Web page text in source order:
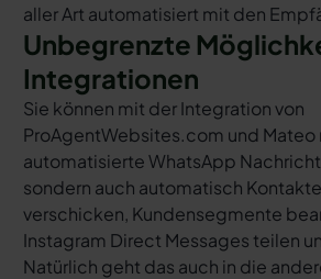
aller Art automatisiert mit den
Unbegrenzte
Integrationen
Sie können mit der Integration von
ProAgentWebsites.com und Mateo
automatisierte WhatsApp
sondern auch automatisch
verschicken, Kundensegmente
Instagram Direct Messages teilen
Natürlich geht das auch in die